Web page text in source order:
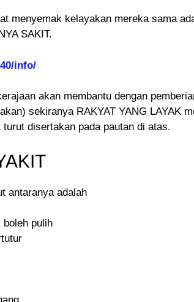
menyemak kelayakan mereka sama
SAKIT.
info/
akan membantu dengan
sekiranya RAKYAT YANG LAYAK
disertakan pada pautan di atas.
antaranya adalah
boleh pulih